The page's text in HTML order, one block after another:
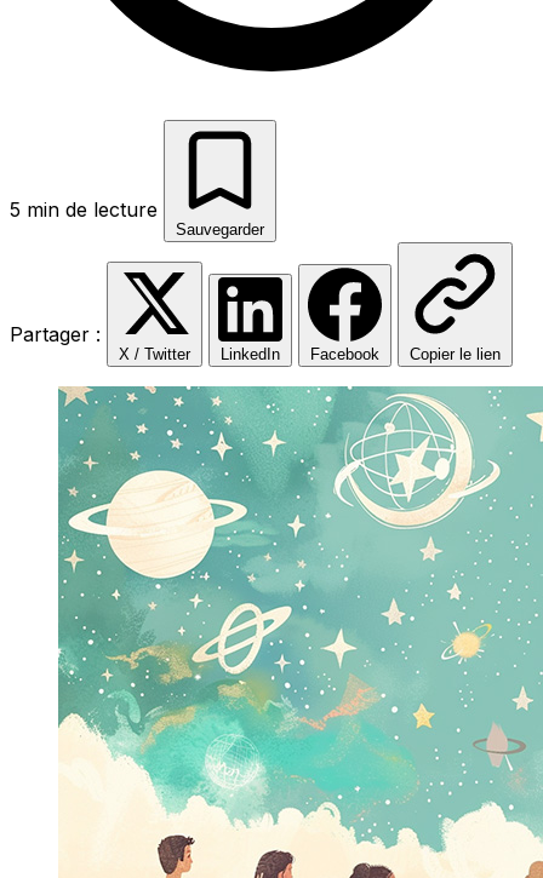
5 min de lecture
Sauvegarder
Partager :
X / Twitter LinkedIn Facebook Copier le lien